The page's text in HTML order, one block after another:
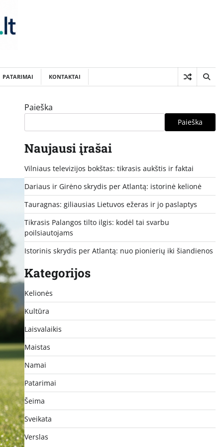
PATARIMAI KONTAKTAI
Paieška
Paieška
Naujausi įrašai
Vilniaus televizijos bokštas: tikrasis aukštis ir faktai
Dariaus ir Girėno skrydis per Atlantą: istorinė kelionė
Tauragnas: giliausias Lietuvos ežeras ir jo paslaptys
Tikrasis Palangos tilto ilgis: kodėl tai svarbu
poilsiautojams
Istorinis skrydis per Atlantą: nuo pionierių iki šiandienos
Kategorijos
Kelionės
Kultūra
Laisvalaikis
Maistas
Namai
Patarimai
Šeima
Sveikata
Verslas